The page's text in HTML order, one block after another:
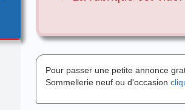
Pour passer une petite annonce
Sommellerie neuf ou d'occasion